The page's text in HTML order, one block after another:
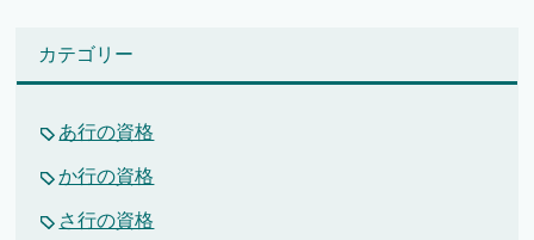
カテゴリー
あ行の資格
か行の資格
さ行の資格